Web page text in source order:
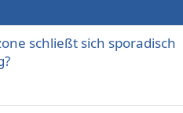
schließt sich sporadisch